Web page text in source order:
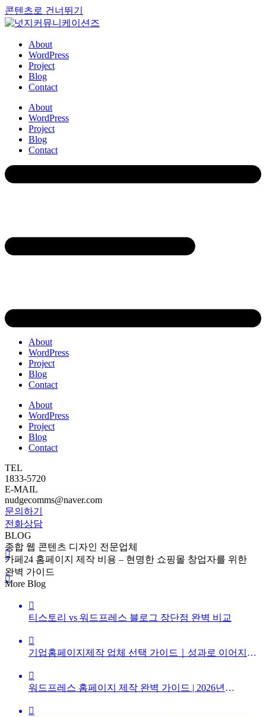
콘텐츠로 건너뛰기
About
WordPress
Project
Blog
Contact
About
WordPress
Project
Blog
Contact
About
WordPress
Project
Blog
Contact
About
WordPress
Project
Blog
Contact
TEL
1833-5720
E-MAIL
nudgecomms@naver.com
문의하기
전화상담
BLOG
종합 웹 콘텐츠 디자인 전문업체
카페24 홈페이지 제작 비용 –
카페24 홈페이지 제작 비용 – 현명한 쇼핑몰 창업자를 위한
완벽 가이드
More Blog
티스토리 vs 워드프레스 블로그 장단점 완벽 비교
기업홈페이지제작 업체 선택 가이드｜성과로 이어지는
워드프레스 홈페이지 제작 완벽 가이드 | 2026년